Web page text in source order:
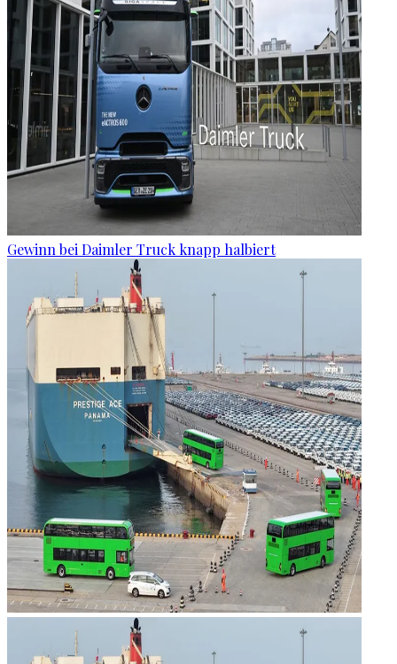
Gewinn bei Daimler Truck knapp halbiert